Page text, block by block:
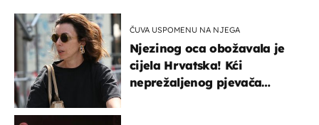
ČUVA USPOMENU NA NJEGA
Njezinog oca obožavala je
cijela Hrvatska! Kći
neprežaljenog pjevača